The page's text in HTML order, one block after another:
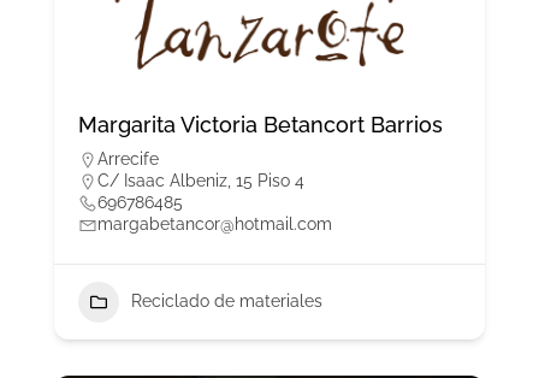
Margarita Victoria Betancort Barrios
Arrecife
C/ Isaac Albeniz, 15 Piso 4
696786485
margabetancor@hotmail.com
Reciclado de materiales